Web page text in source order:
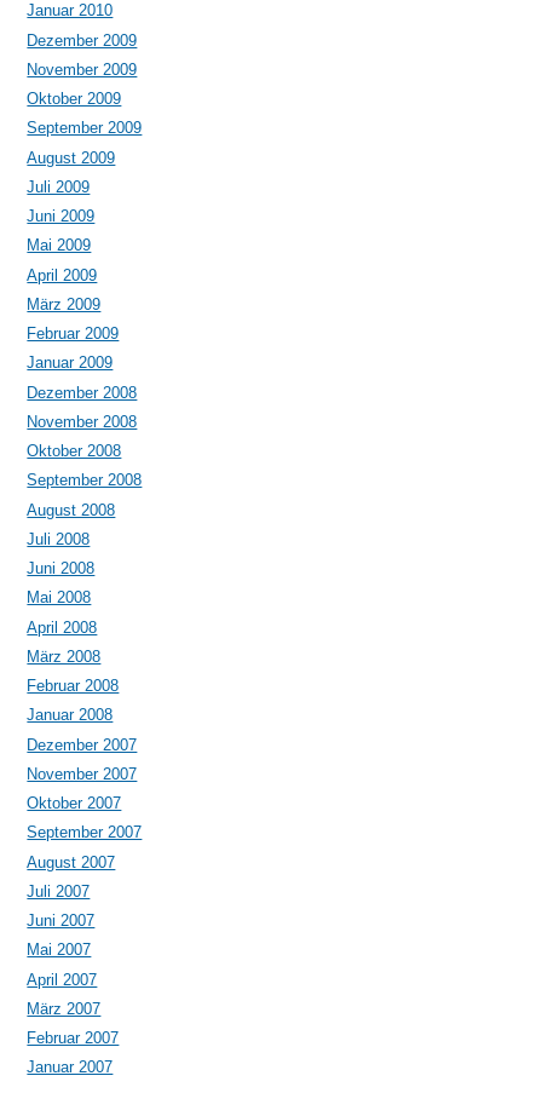
Januar 2010
Dezember 2009
November 2009
Oktober 2009
September 2009
August 2009
Juli 2009
Juni 2009
Mai 2009
April 2009
März 2009
Februar 2009
Januar 2009
Dezember 2008
November 2008
Oktober 2008
September 2008
August 2008
Juli 2008
Juni 2008
Mai 2008
April 2008
März 2008
Februar 2008
Januar 2008
Dezember 2007
November 2007
Oktober 2007
September 2007
August 2007
Juli 2007
Juni 2007
Mai 2007
April 2007
März 2007
Februar 2007
Januar 2007